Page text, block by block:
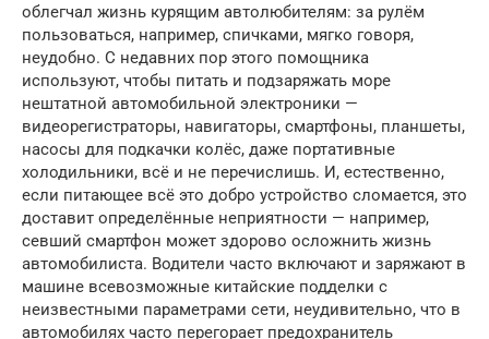
облегчал жизнь курящим автолюбителям: за рулём
пользоваться, например, спичками, мягко говоря,
неудобно. С недавних пор этого помощника
используют, чтобы питать и подзаряжать море
нештатной автомобильной электроники —
видеорегистраторы, навигаторы, смартфоны, планшеты,
насосы для подкачки колёс, даже портативные
холодильники, всё и не перечислишь. И, естественно,
если питающее всё это добро устройство сломается, это
доставит определённые неприятности — например,
севший смартфон может здорово осложнить жизнь
автомобилиста. Водители часто включают и заряжают в
машине всевозможные китайские подделки с
неизвестными параметрами сети, неудивительно, что в
автомобилях часто перегорает предохранитель